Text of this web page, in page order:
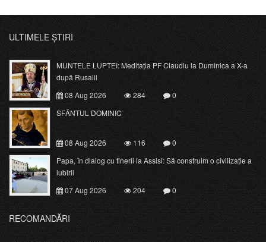
ULTIMELE ȘTIRI
MUNTELE LUPTEI: Meditația PF Claudiu la Duminica a X-a
după Rusalii
08 Aug 2026
284
0
SFÂNTUL DOMINIC
08 Aug 2026 116
0
Papa, în dialog cu tinerii la Assisi: Să construim o civilizație a
iubirii
07 Aug 2026
204 0
RECOMANDĂRI